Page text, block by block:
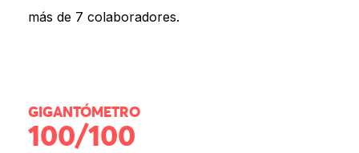
más de 7 colaboradores.
GIGANTÓMETRO
100/100